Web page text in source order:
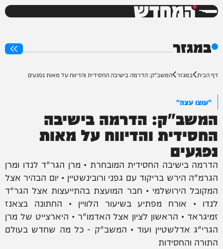
המחדש
במגזר
דף הבית במגזר המשב"ק: הדרמה בישיבה החסידית והדיווח על מאות נפגעים
"עוצו עצה"
המשב"ק: הדרמה בישיבה
החסידית והדיווח על מאות
נפגעים
הדרמה בישיבה החסידית המובחרת • מרן הגר"ד לנדו ומרן
הגרמ"ה הירש בריקוד עם גפני ורובינשטיין • יום הבהיר אצל
המקובל הירושלמי • חבר המועצת בהתייעצות אצל הגר"ד
לנדו • אורח מפתיע בשיעור הלוויין • החתונה בצאנז
זמיגראד • הראשון לציון אצל האדמו"ר • היארצייט של מרן
הגרי"ג אדלשטיין ועוד • המשב"ק - כל מה שחדש בעולם
התורה והחסידות